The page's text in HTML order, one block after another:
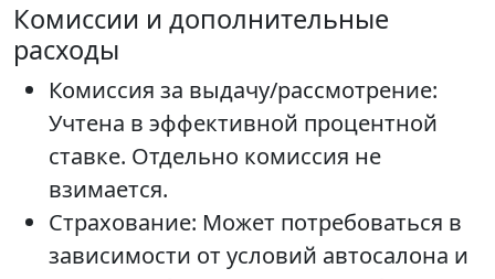
Комиссии и дополнительные
расходы
Комиссия за выдачу/рассмотрение:
Учтена в эффективной процентной
ставке. Отдельно комиссия не
взимается.
Страхование: Может потребоваться в
зависимости от условий автосалона и